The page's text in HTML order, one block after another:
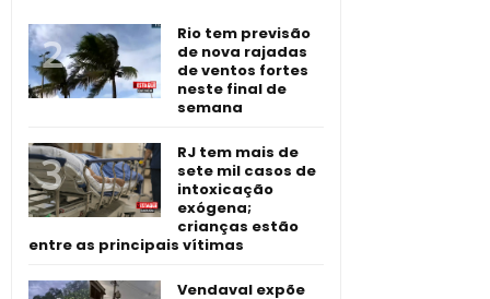
Rio tem previsão
de nova rajadas
de ventos fortes
neste final de
semana
RJ tem mais de
sete mil casos de
intoxicação
exógena;
crianças estão
entre as principais vítimas
Vendaval expõe